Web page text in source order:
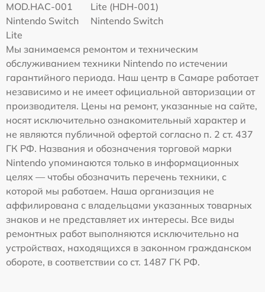
MOD.HAC-001
Lite (HDH-001)
Nintendo Switch
Lite
Nintendo Switch
Мы занимаемся ремонтом и техническим
обслуживанием техники Nintendo по истечении
гарантийного периода. Наш центр в Самаре работает
независимо и не имеет официальной авторизации от
производителя. Цены на ремонт, указанные на сайте,
носят исключительно ознакомительный характер и
не являются публичной офертой согласно п. 2 ст. 437
ГК РФ. Названия и обозначения торговой марки
Nintendo упоминаются только в информационных
целях — чтобы обозначить перечень техники, с
которой мы работаем. Наша организация не
аффилирована с владельцами указанных товарных
знаков и не представляет их интересы. Все виды
ремонтных работ выполняются исключительно на
устройствах, находящихся в законном гражданском
обороте, в соответствии со ст. 1487 ГК РФ.